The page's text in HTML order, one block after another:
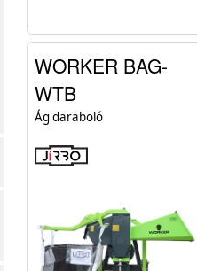
WORKER BAG-
WTB
Ág daraboló